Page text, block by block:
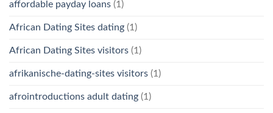
affordable payday loans (1)
African Dating Sites dating (1)
African Dating Sites visitors (1)
afrikanische-dating-sites visitors (1)
afrointroductions adult dating (1)